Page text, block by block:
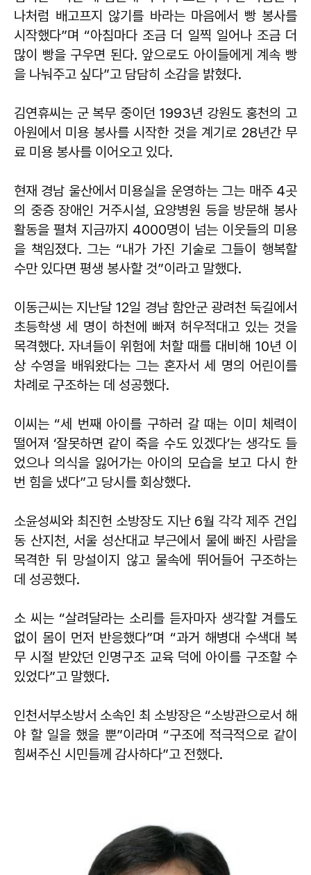
나처럼 배고프지 않기를 바라는 마음에서 빵 봉사를
시작했다”며 “아침마다 조금 더 일찍 일어나 조금 더
많이 빵을 구우면 된다. 앞으로도 아이들에게 계속 빵
을 나눠주고 싶다”고 담담히 소감을 밝혔다.
김연휴씨는 군 복무 중이던 1993년 강원도 홍천의 고
아원에서 미용 봉사를 시작한 것을 계기로 28년간 무
료 미용 봉사를 이어오고 있다.
현재 경남 울산에서 미용실을 운영하는 그는 매주 4곳
의 중증 장애인 거주시설, 요양병원 등을 방문해 봉사
활동을 펼쳐 지금까지 4000명이 넘는 이웃들의 미용
을 책임졌다. 그는 “내가 가진 기술로 그들이 행복할
수만 있다면 평생 봉사할 것”이라고 말했다.
이동근씨는 지난달 12일 경남 함안군 광려천 둑길에서
초등학생 세 명이 하천에 빠져 허우적대고 있는 것을
목격했다. 자녀들이 위험에 처할 때를 대비해 10년 이
상 수영을 배워왔다는 그는 혼자서 세 명의 어린이를
차례로 구조하는 데 성공했다.
이씨는 “세 번째 아이를 구하러 갈 때는 이미 체력이
떨어져 ‘잘못하면 같이 죽을 수도 있겠다’는 생각도 들
었으나 의식을 잃어가는 아이의 모습을 보고 다시 한
번 힘을 냈다”고 당시를 회상했다.
소윤성씨와 최진헌 소방장도 지난 6월 각각 제주 건입
동 산지천, 서울 성산대교 부근에서 물에 빠진 사람을
목격한 뒤 망설이지 않고 물속에 뛰어들어 구조하는
데 성공했다.
소 씨는 “살려달라는 소리를 듣자마자 생각할 겨를도
없이 몸이 먼저 반응했다”며 “과거 해병대 수색대 복
무 시절 받았던 인명구조 교육 덕에 아이를 구조할 수
있었다”고 말했다.
인천서부소방서 소속인 최 소방장은 “소방관으로서 해
야 할 일을 했을 뿐”이라며 “구조에 적극적으로 같이
힘써주신 시민들께 감사하다”고 전했다.